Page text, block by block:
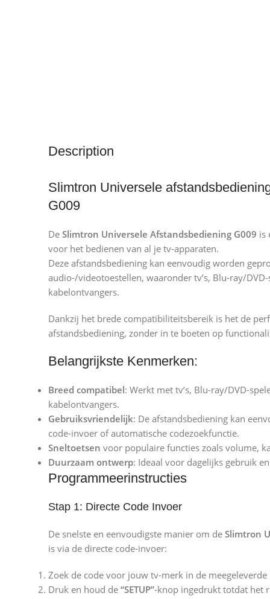
Description
Slimtron Universele
G009
De Slimtron Universele Afstandsbediening G009 is
voor het bedienen van al je tv-apparaten.
Deze afstandsbediening kan eenvoudig worden
audio-/videotoestellen, waaronder tv’s, Blu-ray/
kabelontvangers.
Dankzij het brede compatibiliteitsbereik is het de
afstandsbediening, zonder in te boeten op
Belangrijkste Kenmerken:
Breed compatibel: Werkt met tv’s, Blu-ray/DVD-
kabelontvangers.
Gebruiksvriendelijk: De afstandsbediening kan
code-invoer of automatische codezoekfunctie.
Sneltoetsen voor populaire functies zoals volume,
Duurzaam ontwerp: Ideaal voor dagelijks gebruik
Programmeerinstructies
Stap 1: Directe Code Invoer
De snelste en eenvoudigste manier om de Slimtron
is via de directe code-invoer:
Zoek de code voor jouw tv-merk in de meegeleverde
Druk en houd de “SETUP”-knop ingedrukt totdat het